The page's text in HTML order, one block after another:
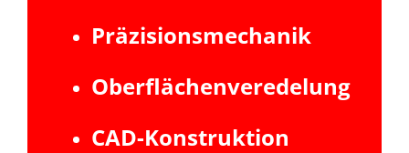
Präzisionsmechanik
Oberflächenveredelung
CAD-Konstruktion